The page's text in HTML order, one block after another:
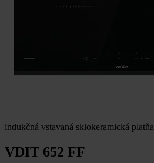
indukčná vstavaná sklokeramická platňa
VDIT 652 FF